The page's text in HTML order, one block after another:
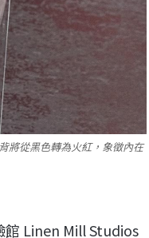
將從黑色轉為火紅，象徵內在
館 Linen Mill Studios